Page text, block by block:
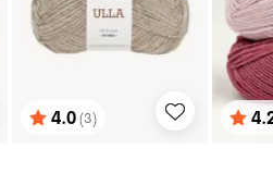
Vurdering:
4.0(3)
ud af 5 stjerner ud